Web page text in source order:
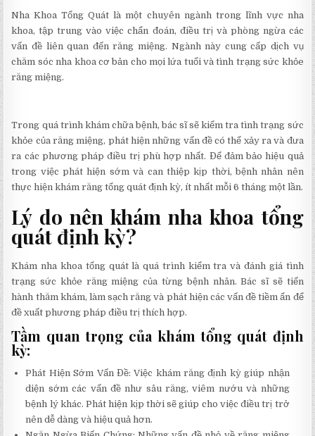
Nha Khoa Tổng Quát là một chuyên ngành trong lĩnh vực nha
khoa, tập trung vào việc chẩn đoán, điều trị và phòng ngừa các
vấn đề liên quan đến răng miệng. Ngành này cung cấp dịch vụ
chăm sóc nha khoa cơ bản cho mọi lứa tuổi và tình trạng sức khỏe
răng miệng.
Trong quá trình khám chữa bệnh, bác sĩ sẽ kiểm tra tình trạng sức
khỏe của răng miệng, phát hiện những vấn đề có thể xảy ra và đưa
ra các phương pháp điều trị phù hợp nhất. Để đảm bảo hiệu quả
trong việc phát hiện sớm và can thiệp kịp thời, bệnh nhân nên
thực hiện khám răng tổng quát định kỳ, ít nhất mỗi 6 tháng một lần.
Lý do nên khám nha khoa tổng
quát định kỳ?
Khám nha khoa tổng quát là quá trình kiểm tra và đánh giá tình
trạng sức khỏe răng miệng của từng bệnh nhân. Bác sĩ sẽ tiến
hành thăm khám, làm sạch răng và phát hiện các vấn đề tiềm ẩn để
đề xuất phương pháp điều trị thích hợp.
Tầm quan trọng của khám tổng quát định
kỳ:
Phát Hiện Sớm Vấn Đề: Việc khám răng định kỳ giúp nhận
diện sớm các vấn đề như sâu răng, viêm nướu và những
bệnh lý khác. Phát hiện kịp thời sẽ giúp cho việc điều trị trở
nên dễ dàng và hiệu quả hơn.